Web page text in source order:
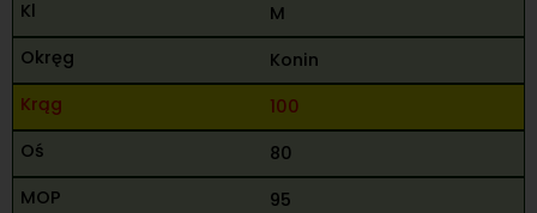
M
Konin
100
80
95